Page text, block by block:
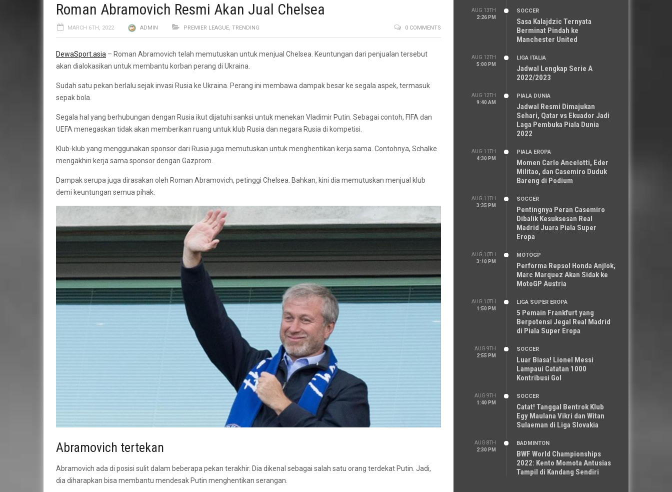
Roman Abramovich Resmi Akan Jual Chelsea
MARCH 6TH, 2022 ADMIN PREMIER LEAGUE, TRENDING 0 COMMENTS
DewaSport.asia – Roman Abramovich telah memutuskan untuk menjual Chelsea. Keuntungan dari penjualan tersebut
akan dialokasikan untuk membantu korban perang di Ukraina.
Sudah satu pekan berlalu sejak invasi Rusia ke Ukraina. Perang ini membawa dampak besar ke segala aspek, termasuk
sepak bola.
Segala hal yang berhubungan dengan Rusia ikut dijatuhi sanksi untuk menekan Vladimir Putin. Sebagai contoh, FIFA dan
UEFA menegaskan tidak akan memberikan ruang untuk klub Rusia dan negara Rusia di kompetisi.
Klub-klub yang menggunakan sponsor dari Rusia juga memutuskan untuk menghentikan kerja sama. Contohnya, Schalke
mengakhiri kerja sama sponsor dengan Gazprom.
Dampak serupa juga dirasakan oleh Roman Abramovich, petinggi Chelsea. Bahkan, kini dia memutuskan menjual klub
demi keuntungan semua pihak.
Abramovich tertekan
Abramovich ada di posisi sulit dalam beberapa pekan terakhir. Dia dikenal sebagai salah satu orang terdekat Putin. Jadi,
dia diharapkan bisa membantu mendesak Putin menghentikan serangan.
AUG 13TH
2:26 PM
SOCCER
Sasa Kalajdzic Ternyata
Berminat Pindah ke
Manchester United
AUG 12TH
5:00 PM
LIGA ITALIA
Jadwal Lengkap Serie A
2022/2023
AUG 12TH
9:40 AM
PIALA DUNIA
Jadwal Resmi Dimajukan
Sehari, Qatar vs Ekuador Jadi
Laga Pembuka Piala Dunia
2022
AUG 11TH
4:30 PM
PIALA EROPA
Momen Carlo Ancelotti, Eder
Militao, dan Casemiro Duduk
Bareng di Podium
AUG 11TH
3:35 PM
SOCCER
Pentingnya Peran Casemiro
Dibalik Kesuksesan Real
Madrid Juara Piala Super
Eropa
AUG 10TH
3:10 PM
MOTOGP
Performa Repsol Honda Anjlok,
Marc Marquez Akan Sidak ke
MotoGP Austria
AUG 10TH
1:50 PM
LIGA SUPER EROPA
5 Pemain Frankfurt yang
Berpotensi Jegal Real Madrid
di Piala Super Eropa
AUG 9TH
2:55 PM
SOCCER
Luar Biasa! Lionel Messi
Lampaui Catatan 1000
Kontribusi Gol
AUG 9TH
1:40 PM
SOCCER
Catat! Tanggal Bentrok Klub
Egy Maulana Vikri dan Witan
Sulaeman di Liga Slovakia
AUG 8TH
2:30 PM
BADMINTON
BWF World Championships
2022: Kento Momota Antusias
Tampil di Kandang Sendiri